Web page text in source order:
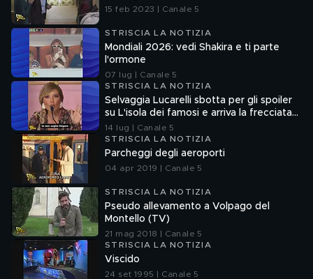
15 feb 2023 | Canale 5
STRISCIA LA NOTIZIA
Mondiali 2026: vedi Shakira e ti parte
l'ormone
07 lug | Canale 5
STRISCIA LA NOTIZIA
Selvaggia Lucarelli sbotta per gli spoiler
su L'isola dei famosi e arriva la frecciata
di Fedez
14 lug | Canale 5
STRISCIA LA NOTIZIA
Parcheggi degli aeroporti
04 apr 2019 | Canale 5
STRISCIA LA NOTIZIA
Pseudo allevamento a Volpago del
Montello (TV)
21 mag 2018 | Canale 5
STRISCIA LA NOTIZIA
Viscido
24 set 1995 | Canale 5